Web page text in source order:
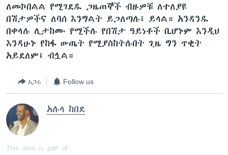
ለመኮበልል የሚገደዱ ጋዜጠኞች ብዙዎቹ ለተለያዩ
በሽታዎችና ለባሰ እንግልት ይጋለጣሉ፤ ይላል። አንዳንዱ
በቀላሉ ሊታከሙ የሚችሉ የበሽታ ዓይነቶች ቢሆኑም እንዲህ
እንዳሁኑ የከፋ ውጤት የሚያስከትሉበት ጊዜ ግን ጥቂት
አይደለም፤ ብሏል።
አጋሩ Follow us
አሉላ ከበደ
This item is part of